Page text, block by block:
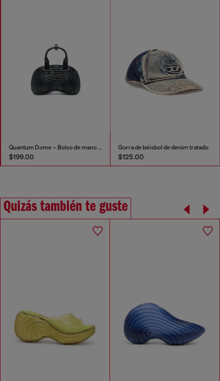
Quantum Dome – Bolso de mano en Melflex®
$199.00
Gorra de béisbol de denim tratado
$125.00
Quizás también te guste